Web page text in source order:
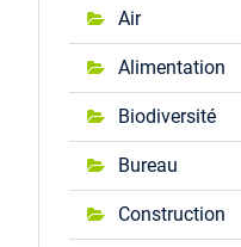
Air
Alimentation
Biodiversité
Bureau
Construction